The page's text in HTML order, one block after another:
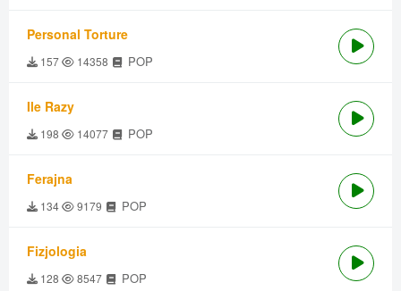
Personal Torture
157 14358 POP
Ile Razy
198 14077 POP
Ferajna
134 9179 POP
Fizjologia
128 8547 POP